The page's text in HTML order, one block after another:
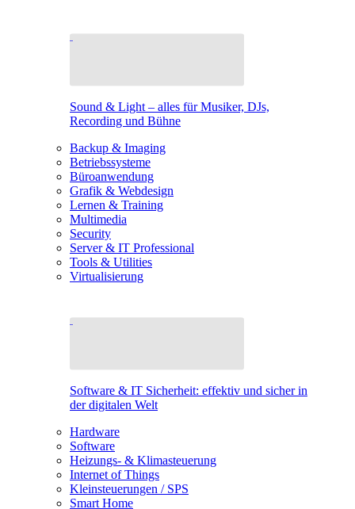
Sound & Light – alles für Musiker, DJs,
Recording und Bühne
Backup & Imaging
Betriebssysteme
Büroanwendung
Grafik & Webdesign
Lernen & Training
Multimedia
Security
Server & IT Professional
Tools & Utilities
Virtualisierung
Software & IT Sicherheit: effektiv und sicher in
der digitalen Welt
Hardware
Software
Heizungs- & Klimasteuerung
Internet of Things
Kleinsteuerungen / SPS
Smart Home